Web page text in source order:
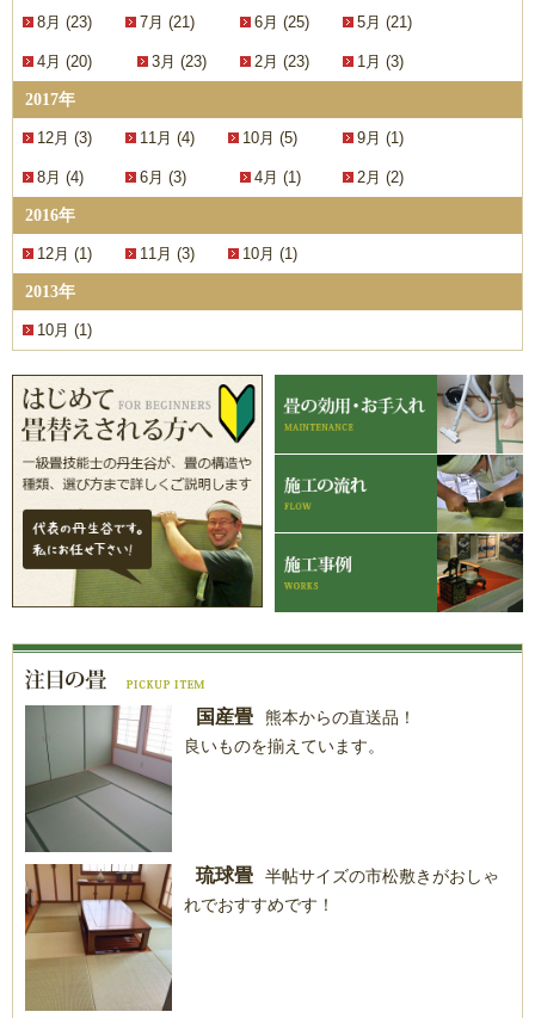
8月 (23) 7月 (21) 6月 (25) 5月 (21)
4月 (20) 3月 (23) 2月 (23) 1月 (3)
2017年
12月 (3) 11月 (4) 10月 (5) 9月 (1)
8月 (4) 6月 (3) 4月 (1) 2月 (2)
2016年
12月 (1) 11月 (3) 10月 (1)
2013年
10月 (1)
国産畳
熊本からの直送品！
良いものを揃えています。
琉球畳
半帖サイズの市松敷きがおしゃ
れでおすすめです！